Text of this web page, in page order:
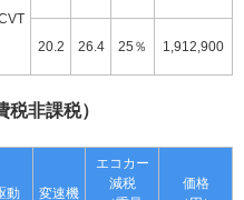
20.2 26.4 25％ 1,912,900
非課税）
動 変速機
エコカー
減税
価格